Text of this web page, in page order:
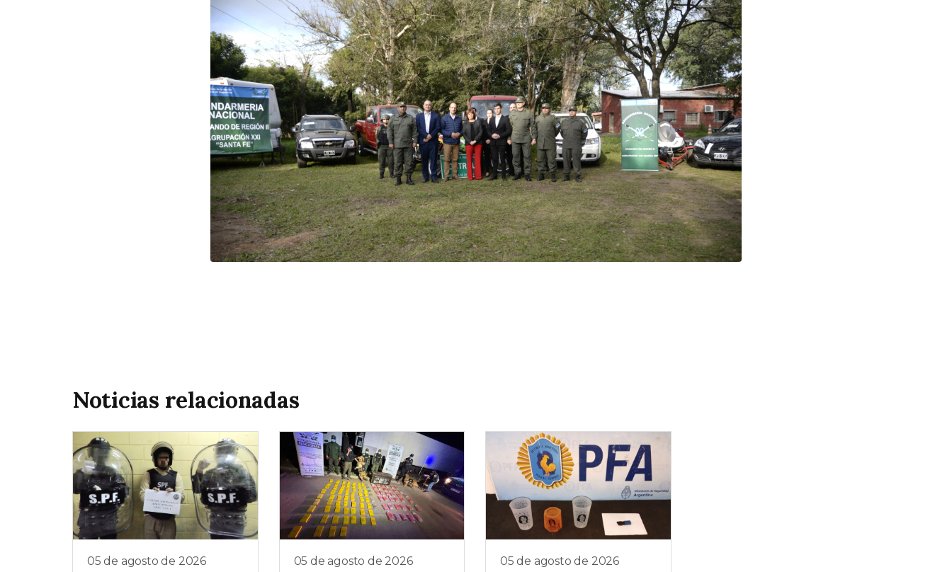
Noticias relacionadas
05 de agosto de 2026 05 de agosto de 2026 05 de agosto de 2026